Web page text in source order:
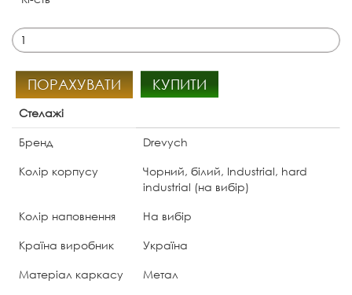
ПОРАХУВАТИ КУПИТИ
Стелажі
Бренд
Drevych
Колір корпусу
Чорний, білий, Industrial, hard
industrial (на вибір)
Колір наповнення
На вибір
Країна виробник
Україна
Матеріал каркасу
Метал